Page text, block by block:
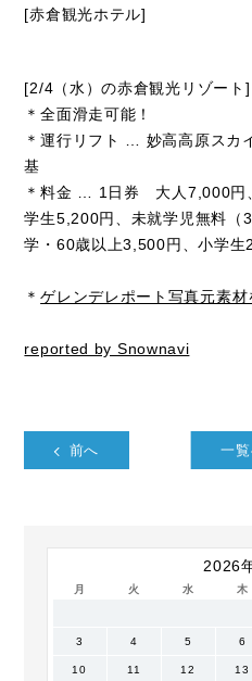
[赤倉観光ホテル]
[2/4（水）の赤倉観光リゾート]
＊全面滑走可能！
＊運行リフト … 妙高高原スカ
基
＊料金 … 1日券 大人7,000円
学生5,200円、未就学児無料（
学・60歳以上3,500円、小学生
＊ゲレンデレポート写真元素
reported by Snownavi
前へ 一
2026
月 火 水 木
3 4 5 6
10 11 12 13